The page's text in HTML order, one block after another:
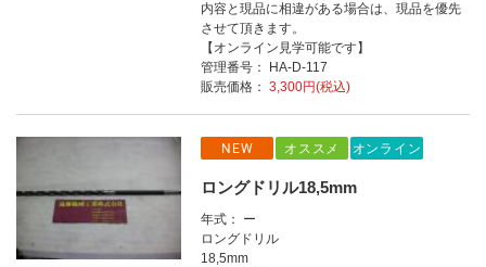
内容と現品に相違がある場合は、現品を優先
させて頂きます。
【オンライン見学可能です】
管理番号： HA-D-117
販売価格：3,300円(税込)
NEW オススメ オンライン
ロングドリル18,5mm
年式： ー
ロングドリル
18,5mm